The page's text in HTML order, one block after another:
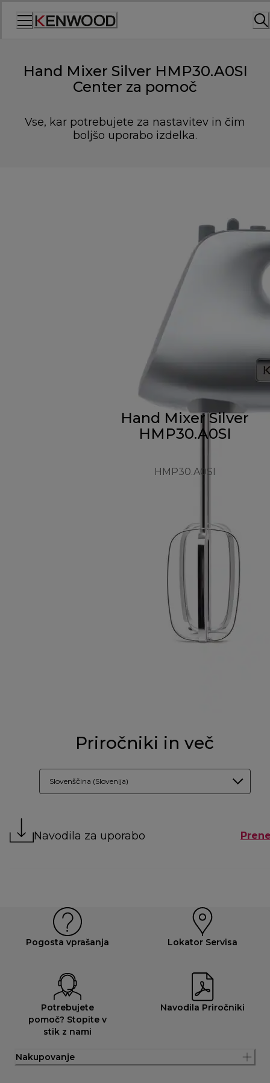
Hand Mixer Silver HMP30.A0SI
Center za pomoč
Vse, kar potrebujete za nastavitev in čim
boljšo uporabo izdelka.
Hand Mixer Silver
HMP30.A0SI
HMP30.A0SI
Priročniki in več
Slovenščina (Slovenija)
Navodila za uporabo
Pogosta vprašanja Lokator Servisa
Potrebujete
pomoč? Stopite v
stik z nami
Navodila Priročniki
Nakupovanje